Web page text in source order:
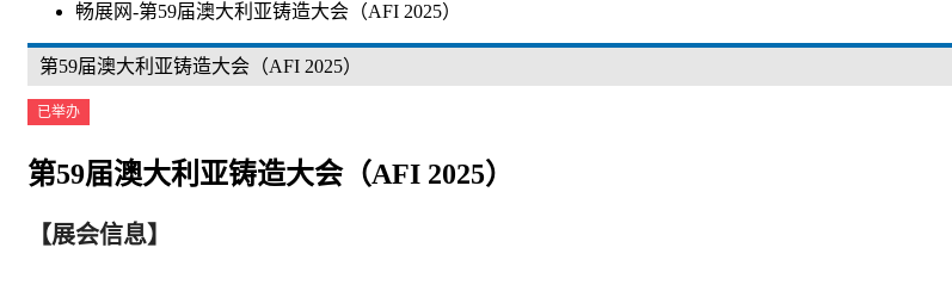
畅展网-第59届澳大利亚铸造大会（AFI 2025）
第59届澳大利亚铸造大会（AFI 2025）
已举办
第59届澳大利亚铸造大会（AFI 2025）
【展会信息】